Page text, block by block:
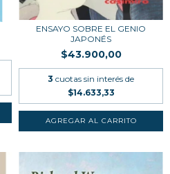
ENSAYO SOBRE EL GENIO
JAPONÉS
$43.900,00
3 cuotas sin interés de
$14.633,33